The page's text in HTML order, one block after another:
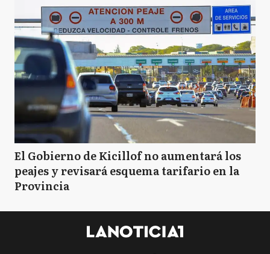
El Gobierno de Kicillof no aumentará los
peajes y revisará esquema tarifario en la
Provincia